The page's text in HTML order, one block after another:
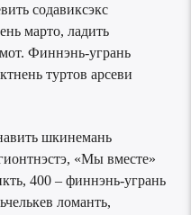
содавиксэкс
марто, ладить
Финнэнь-угрань
туртов арсеви
шкинемань
«Мы вместе»
400 – финнэнь-угрань
ломанть,